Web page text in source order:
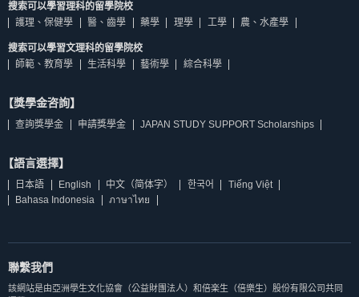
搜索可以學習理科的留學院校
護理、保健學
醫、齒學 藥學 理學 工學 農、水產學
搜索可以學習文理科的留學院校
師範、教育學
生活科學 藝術學 綜合科學
【獎學金咨詢】
查詢獎學金 申請獎學金 JAPAN STUDY SUPPORT Scholarships
【語言選擇】
日本語 English 中文（简体字） 한국어
Tiếng Việt
Bahasa Indonesia
ภาษาไทย
聯繫我們
該網站是由亞洲學生文化協會（公益財團法人）和倍楽生（倍樂生）股份有限公司共同